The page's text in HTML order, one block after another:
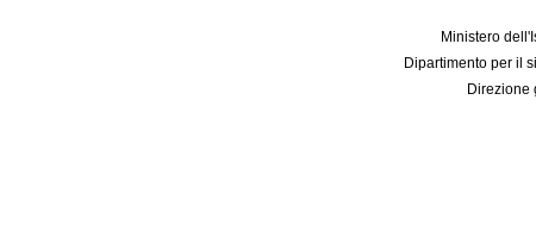
Ministero
Dipartimento per il
Direzione